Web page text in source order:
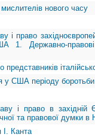
нового часу
і право
1. Державно-правові
у США періоду
і право в
та правової думки в
І. Канта